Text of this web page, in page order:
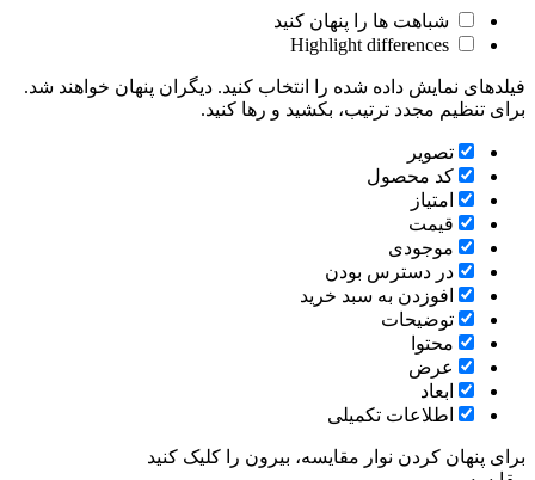
شباهت ها را پنهان کنید
فیلدهای نمایش داده شده را انتخاب کنید. دیگران پنهان خواهند شد.
برای تنظیم مجدد ترتیب، بکشید و رها کنید.
تصویر
کد محصول
امتیاز
قیمت
موجودی
در دسترس بودن
افوزدن به سبد خرید
توضیحات
محتوا
عرض
ابعاد
اطلاعات تکمیلی
برای پنهان کردن نوار مقایسه، بیرون را کلیک کنید